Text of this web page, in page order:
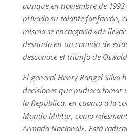
aunque en noviembre de
privado su talante fanfarrón,
mismo se encargaría «de
desnudo en un camión de
desconoce el triunfo de
El general Henry Rangel Silva
decisiones que pudiera tomar
la República, en cuanto a la
Mando Militar, como
Armada Nacional». Está